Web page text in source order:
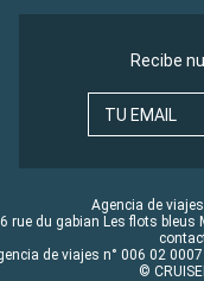
Recibe
TU EMAIL
Agencia de
rue du gabian Les flots bleus
de viajes n° 006 02
©